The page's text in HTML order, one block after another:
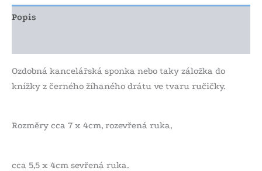
Popis
Ozdobná kancelářská sponka nebo taky záložka do
knížky z černého žíhaného drátu ve tvaru ručičky.
Rozměry cca 7 x 4cm, rozevřená ruka,
cca 5,5 x 4cm sevřená ruka.